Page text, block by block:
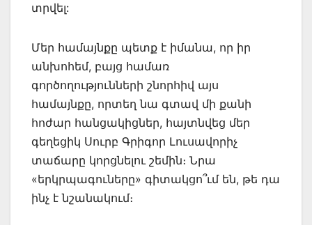
տրվել:
Մեր համայնքը պետք է իմանա, որ իր
անխոհեմ, բայց համառ
գործողությունների շնորհիվ այս
համայնքը, որտեղ նա գտավ մի քանի
հոժար հանցակիցներ, հայտնվեց մեր
գեղեցիկ Սուրբ Գրիգոր Լուսավորիչ
տաճարը կորցնելու շեմին։ Նրա
«երկրպագուները» գիտակցո՞ւմ են, թե դա
ինչ է նշանակում։